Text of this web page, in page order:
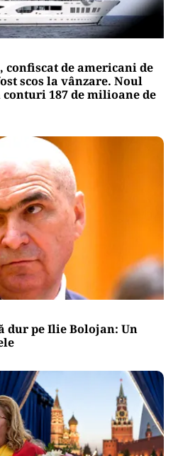
confiscat de americani de
scos la vânzare. Noul
187 de milioane de
dur pe Ilie Bolojan: Un